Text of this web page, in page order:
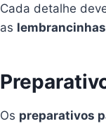
Cada detalhe
as
Os preparativos